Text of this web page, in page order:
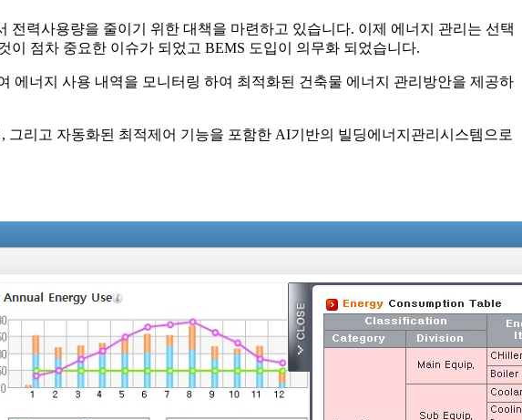
력사용량을 줄이기 위한 대책을 마련하고 있습니다. 이제 에너지 관리는 선택
점차 중요한 이슈가 되었고 BEMS 도입이 의무화 되었습니다.
에너지 사용 내역을 모니터링 하여 최적화된 건축물 에너지 관리방안을 제공하
리고 자동화된 최적제어 기능을 포함한 AI기반의 빌딩에너지관리시스템으로